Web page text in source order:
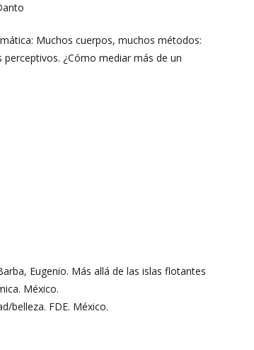
Muchos cuerpos, muchos métodos:
¿Cómo mediar más de un
Eugenio. Más allá de las islas flotantes
México.
belleza. FDE. México.